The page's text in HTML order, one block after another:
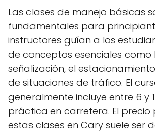
Las clases de manejo básicas
fundamentales para
instructores guían a los
de conceptos esenciales como
señalización, el
de situaciones de tráfico. El
generalmente incluye entre 6 y
práctica en carretera. El precio
estas clases en Cary suele ser